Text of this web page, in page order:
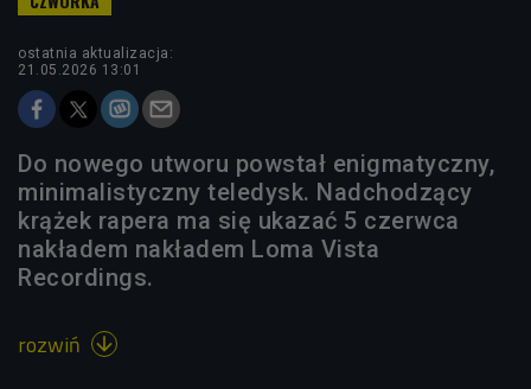
ostatnia aktualizacja:
21.05.2026 13:01
Do nowego utworu powstał enigmatyczny,
minimalistyczny teledysk. Nadchodzący
krążek rapera ma się ukazać 5 czerwca
nakładem nakładem Loma Vista
Recordings.
rozwiń 